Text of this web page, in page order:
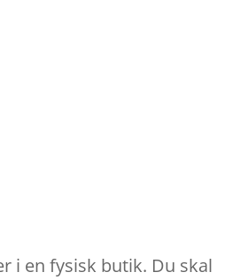
i en fysisk butik. Du skal